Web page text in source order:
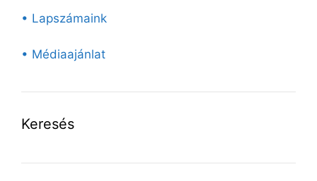
• Lapszámaink
• Médiaajánlat
Keresés